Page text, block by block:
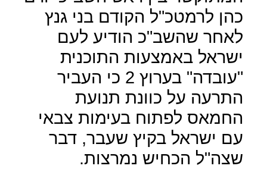
כהן לרמטכ"ל הקודם בני גנץ
לאחר שהשב"כ הודיע לעם
ישראל באמצעות התוכנית
"עובדה" בערוץ 2 כי העביר
התרעה על כוונת תנועת
החמאס לפתוח בעימות צבאי
עם ישראל בקיץ שעבר, דבר
שצה"ל הכחיש נמרצות.